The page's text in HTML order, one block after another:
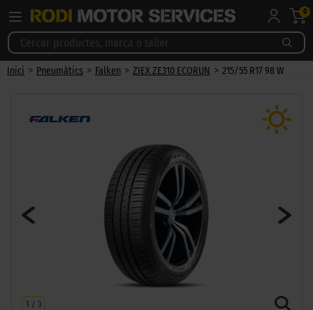
0
Inici > Pneumàtics > Falken > ZIEX ZE310 ECORUN > 215/55 R17 98 W
1 / 3